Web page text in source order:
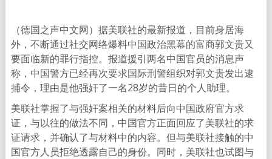
（德国之声中文网）据美联社的最新报道，目前身居海
外，不断通过社交网络爆料中国政治黑幕的富商郭文贵又
要面临新的罪行指控。报道援引两名中国官员的消息声
称，中国警方已经再次要求国际刑警组织对郭文贵发出逮
捕令，理由是他强奸了一名28岁的昔日的个人助理。
美联社掌握了与强奸案相关的材料后向中国政府官方求
证，与以往的做法不同，中国官方正面回应了美联社的求
证请求，并确认了与材料中的内容。但与美联社接触的中
国官方人员拒绝透露自己的身份。同时，美联社也试图与